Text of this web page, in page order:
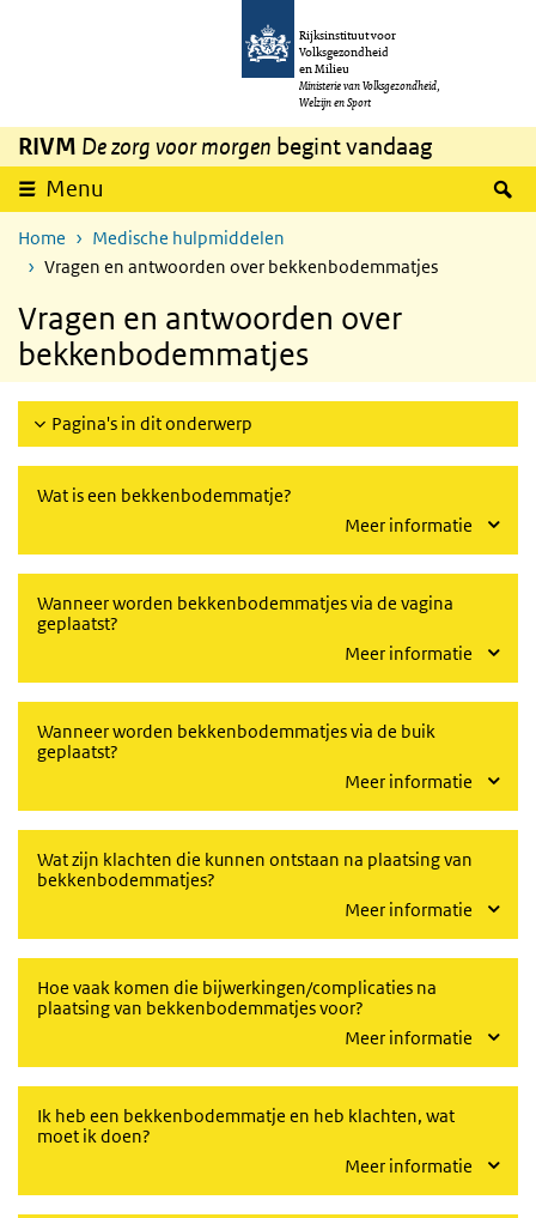
Overslaan en naar de inhoud gaan
Rijksinstituut voor
Volksgezondheid
en Milieu
Ministerie van Volksgezondheid,
Welzijn en Sport
RIVM De zorg voor morgen begint vandaag
Menu
Home
Medische hulpmiddelen
Vragen en antwoorden over bekkenbodemmatjes
Vragen en antwoorden over
bekkenbodemmatjes
Pagina's in dit onderwerp
Wat is een bekkenbodemmatje?
Meer informatie
Wanneer worden bekkenbodemmatjes via de vagina
geplaatst?
Meer informatie
Wanneer worden bekkenbodemmatjes via de buik
geplaatst?
Meer informatie
Wat zijn klachten die kunnen ontstaan na plaatsing van
bekkenbodemmatjes?
Meer informatie
Hoe vaak komen die bijwerkingen/complicaties na
plaatsing van bekkenbodemmatjes voor?
Meer informatie
Ik heb een bekkenbodemmatje en heb klachten, wat
moet ik doen?
Meer informatie